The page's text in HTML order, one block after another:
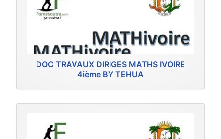
DOC TRAVAUX DIRIGES MATHS IVOIRE
4ième BY TEHUA